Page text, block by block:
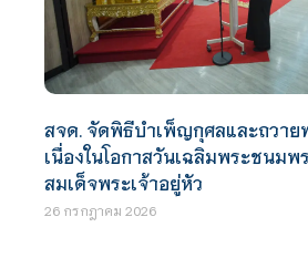
สจด. จัดพิธีบำเพ็ญกุศลและถวาย
เนื่องในโอกาสวันเฉลิมพระชนม
สมเด็จพระเจ้าอยู่หัว
26 กรกฎาคม 2026